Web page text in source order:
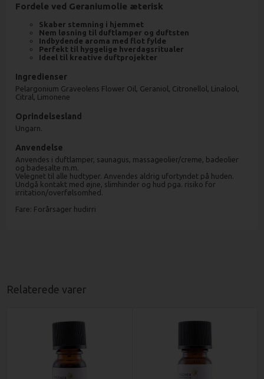
Fordele ved Geraniumolie æterisk
Skaber stemning i hjemmet
Nem løsning til duftlamper og duftsten
Indbydende aroma med flot fylde
Perfekt til hyggelige hverdagsritualer
Ideel til kreative duftprojekter
Ingredienser
Pelargonium Graveolens Flower Oil, Geraniol, Citronellol, Linalool,
Citral, Limonene
Oprindelsesland
Ungarn.
Anvendelse
Anvendes i duftlamper, saunagus, massageolier/creme, badeolier
og badesalte m.m.
Velegnet til alle hudtyper. Anvendes aldrig ufortyndet på huden.
Undgå kontakt med øjne, slimhinder og hud pga. risiko for
irritation/overfølsomhed.
Fare: Forårsager hudirri
Relaterede varer